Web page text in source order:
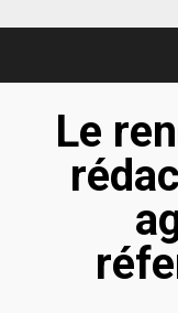
Le